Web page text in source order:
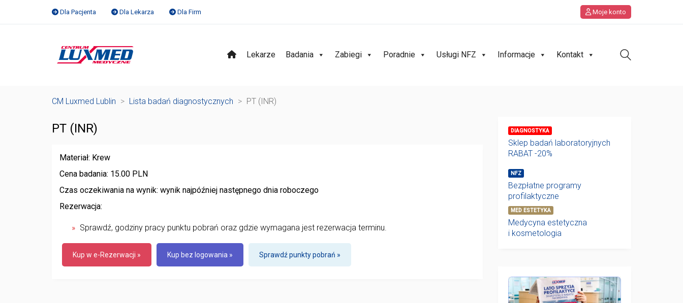
Dla Pacjenta Dla Lekarza Dla Firm Moje konto
Lekarze Badania Zabiegi Poradnie Usługi NFZ Informacje Kontakt
CM Luxmed Lublin > Lista badań diagnostycznych > PT (INR)
PT (INR)
Materiał: Krew
Cena badania: 15.00 PLN
Czas oczekiwania na wynik: wynik najpóźniej następnego dnia roboczego
Rezerwacja:
Sprawdź, godziny pracy punktu pobrań oraz gdzie wymagana jest rezerwacja terminu.
Kup w e-Rezerwacji » Kup bez logowania » Sprawdź punkty pobrań »
DIAGNOSTYKA
Sklep badań laboratoryjnych
RABAT -20%
NFZ
Bezpłatne programy
profilaktyczne
MED ESTETYKA
Medycyna estetyczna
i kosmetologia